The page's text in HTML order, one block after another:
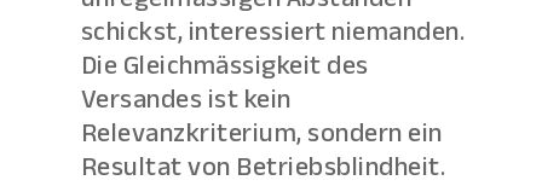
schickst, interessiert niemanden.
Die Gleichmässigkeit des
Versandes ist kein
Relevanzkriterium, sondern ein
Resultat von Betriebsblindheit.